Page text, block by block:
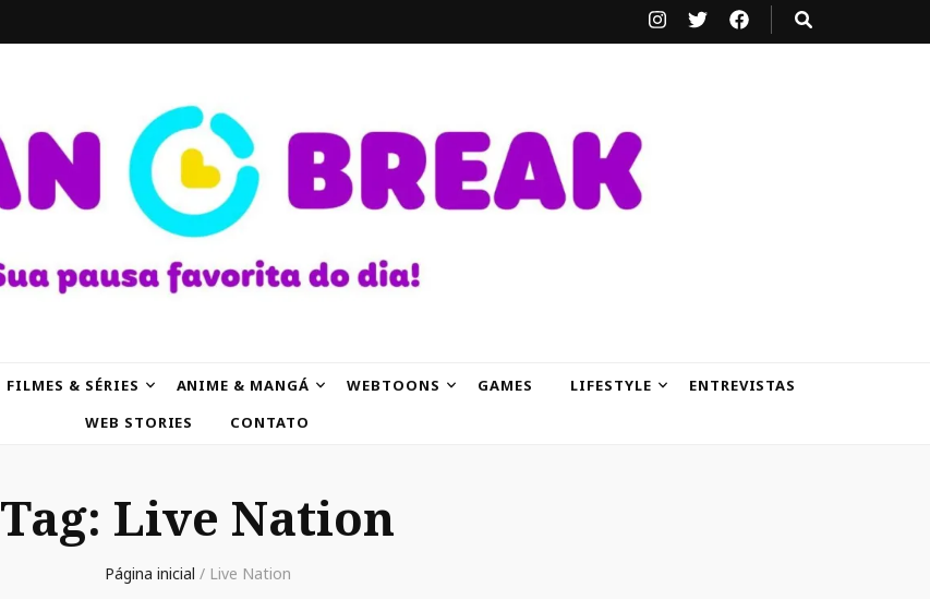
FILMES & SÉRIES ANIME & MANGÁ WEBTOONS GAMES LIFESTYLE
ENTREVISTAS
WEB STORIES
CONTATO
Tag: Live Nation
Página inicial / Live Nation